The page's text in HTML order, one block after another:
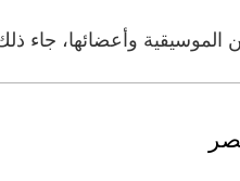
الموسيقية وأعضائها، جاء